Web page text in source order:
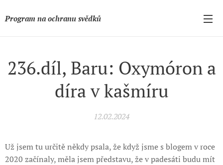
Program na ochranu svědků
236.díl, Baru: Oxymóron a
díra v kašmíru
12.02.2024
Už jsem tu určitě někdy psala, že když jsme s blogem v roce
2020 začínaly, měla jsem představu, že v padesáti budu mít